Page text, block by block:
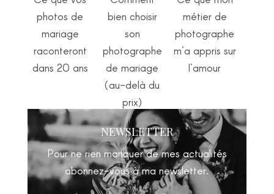
photos de
mariage
raconteront
dans 20 ans
bien choisir
son
photographe
de mariage
(au-delà du
prix)
métier de
photographe
m’a appris sur
l’amour
NEWSLETTER
Pour ne rien manquer de mes actualités
abonnez-vous à ma newsletter.